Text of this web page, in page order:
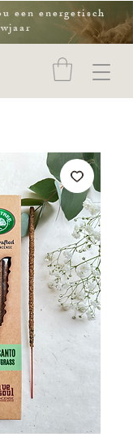
een energetisch